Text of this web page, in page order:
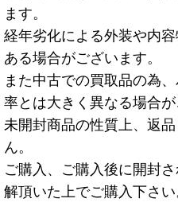
ます。
経年劣化による外装や内
ある場合がございます。
また中古での買取品の為
率とは大きく異なる場合が
未開封商品の性質上、返
ん。
ご購入、ご購入後に開封
解頂いた上でご購入下さい